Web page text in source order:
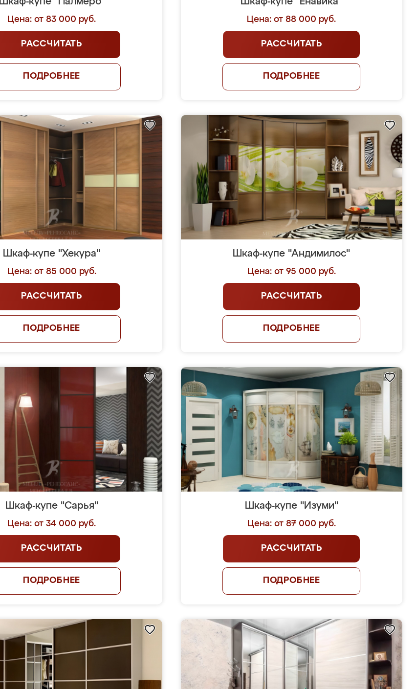
Цена: от 83 000 руб.
РАССЧИТАТЬ
ПОДРОБНЕЕ
Цена: от 88 000 руб.
РАССЧИТАТЬ
ПОДРОБНЕЕ
Шкаф-купе "Хекура"
Цена: от 85 000 руб.
РАССЧИТАТЬ
ПОДРОБНЕЕ
Шкаф-купе "Андимилос"
Цена: от 95 000 руб.
РАССЧИТАТЬ
ПОДРОБНЕЕ
Шкаф-купе "Сарья"
Цена: от 34 000 руб.
РАССЧИТАТЬ
ПОДРОБНЕЕ
Шкаф-купе "Изуми"
Цена: от 87 000 руб.
РАССЧИТАТЬ
ПОДРОБНЕЕ